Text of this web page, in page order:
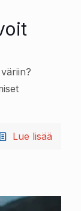
Lue lisää